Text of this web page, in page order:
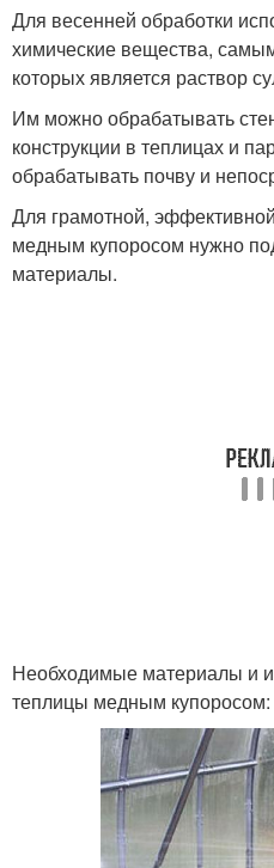
Для весенней обработки
химические вещества,
которых является раствор
Им можно обрабатывать
конструкции в теплицах и
обрабатывать почву и
Для грамотной,
медным купоросом нужно
материалы.
Необходимые материалы и
теплицы медным купоросом: